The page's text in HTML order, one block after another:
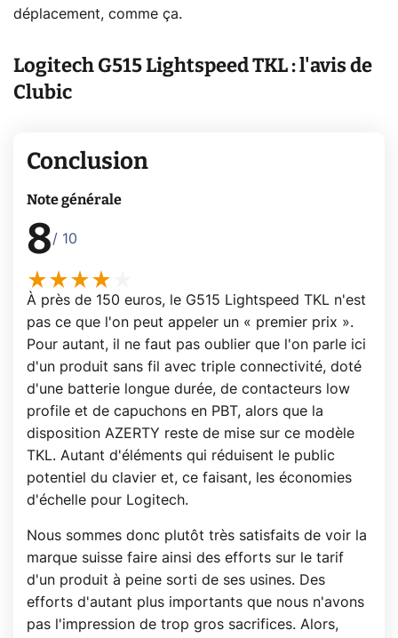
déplacement, comme ça.
Logitech G515 Lightspeed TKL : l'avis de
Clubic
Conclusion
Note générale
8/ 10
À près de 150 euros, le G515 Lightspeed TKL n'est
pas ce que l'on peut appeler un « premier prix ».
Pour autant, il ne faut pas oublier que l'on parle ici
d'un produit sans fil avec triple connectivité, doté
d'une batterie longue durée, de contacteurs low
profile et de capuchons en PBT, alors que la
disposition AZERTY reste de mise sur ce modèle
TKL. Autant d'éléments qui réduisent le public
potentiel du clavier et, ce faisant, les économies
d'échelle pour Logitech.
Nous sommes donc plutôt très satisfaits de voir la
marque suisse faire ainsi des efforts sur le tarif
d'un produit à peine sorti de ses usines. Des
efforts d'autant plus importants que nous n'avons
pas l'impression de trop gros sacrifices. Alors,